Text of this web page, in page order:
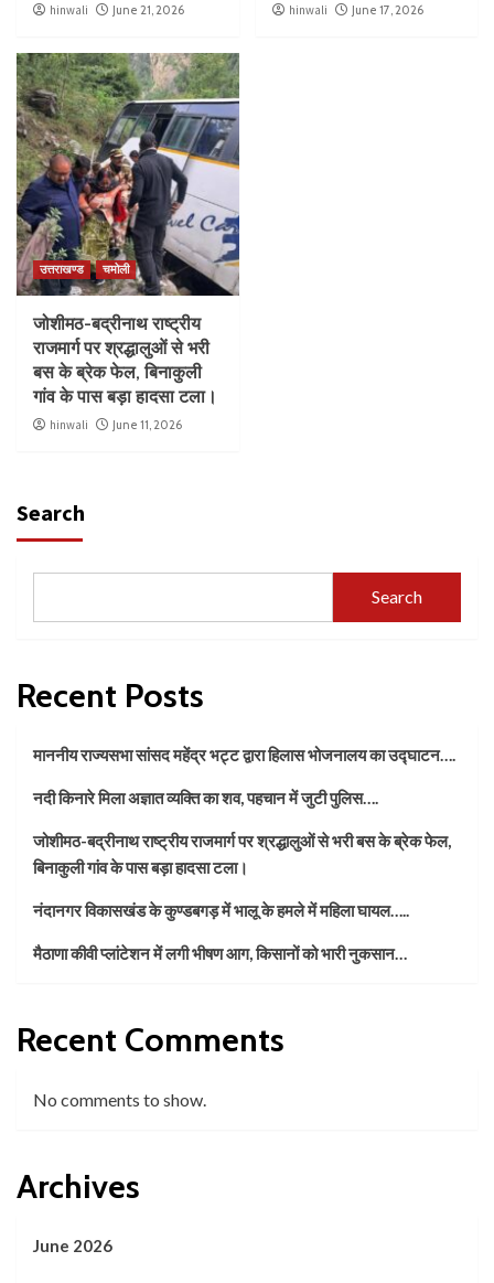
hinwali June 21, 2026 hinwali June 17, 2026
उत्तराखण्ड चमोली
जोशीमठ-बद्रीनाथ राष्ट्रीय
राजमार्ग पर श्रद्धालुओं से भरी
बस के ब्रेक फेल, बिनाकुली
गांव के पास बड़ा हादसा टला।
hinwali June 11, 2026
Search
Search
Recent Posts
माननीय राज्यसभा सांसद महेंद्र भट्ट द्वारा हिलास भोजनालय का उद्घाटन….
नदी किनारे मिला अज्ञात व्यक्ति का शव, पहचान में जुटी पुलिस….
जोशीमठ-बद्रीनाथ राष्ट्रीय राजमार्ग पर श्रद्धालुओं से भरी बस के ब्रेक फेल,
बिनाकुली गांव के पास बड़ा हादसा टला।
नंदानगर विकासखंड के कुण्डबगड़ में भालू के हमले में महिला घायल…..
मैठाणा कीवी प्लांटेशन में लगी भीषण आग, किसानों को भारी नुकसान…
Recent Comments
No comments to show.
Archives
June 2026